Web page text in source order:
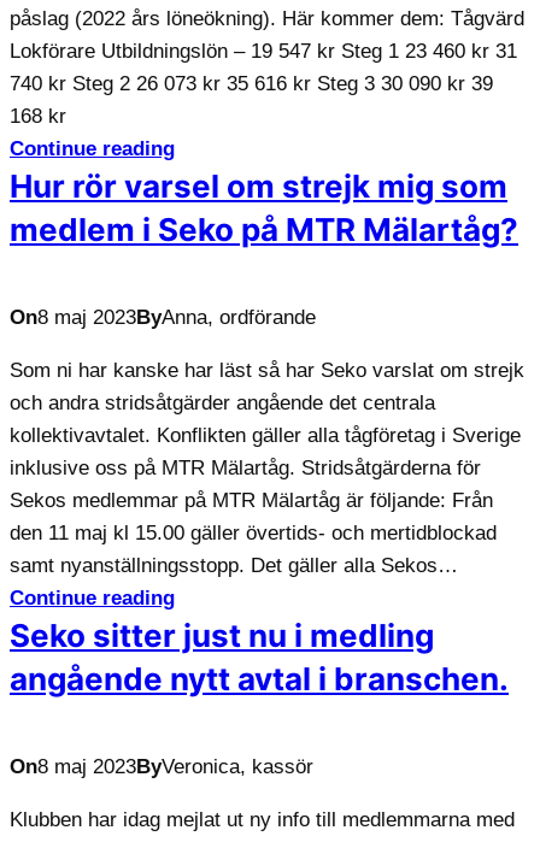
påslag (2022 års löneökning). Här kommer dem: Tågvärd
Lokförare Utbildningslön – 19 547 kr Steg 1 23 460 kr 31
740 kr Steg 2 26 073 kr 35 616 kr Steg 3 30 090 kr 39
168 kr
Continue reading
Hur rör varsel om strejk mig som
medlem i Seko på MTR Mälartåg?
On8 maj 2023ByAnna, ordförande
Som ni har kanske har läst så har Seko varslat om strejk
och andra stridsåtgärder angående det centrala
kollektivavtalet. Konflikten gäller alla tågföretag i Sverige
inklusive oss på MTR Mälartåg. Stridsåtgärderna för
Sekos medlemmar på MTR Mälartåg är följande: Från
den 11 maj kl 15.00 gäller övertids- och mertidblockad
samt nyanställningsstopp. Det gäller alla Sekos…
Continue reading
Seko sitter just nu i medling
angående nytt avtal i branschen.
On8 maj 2023ByVeronica, kassör
Klubben har idag mejlat ut ny info till medlemmarna med